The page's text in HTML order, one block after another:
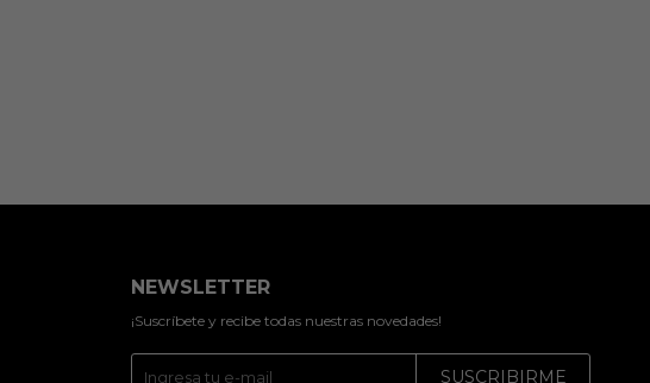
NEWSLETTER
¡Suscríbete y recibe todas nuestras novedades!
SUSCRIBIRME